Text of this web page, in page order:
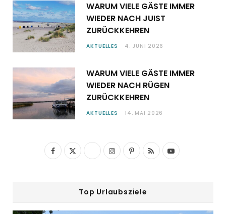
WARUM VIELE GÄSTE IMMER
WIEDER NACH JUIST
ZURÜCKKEHREN
AKTUELLES 4. JUNI 2026
WARUM VIELE GÄSTE IMMER
WIEDER NACH RÜGEN
ZURÜCKKEHREN
AKTUELLES 14. MAI 2026
F
X
I
P
R
Y
Top Urlaubsziele